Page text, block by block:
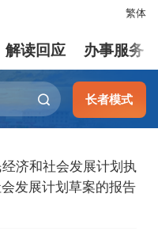
繁体
解读回应 办事服务
长者模式
济和社会发展计划执
发展计划草案的报告